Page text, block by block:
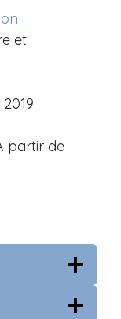
et
partir de